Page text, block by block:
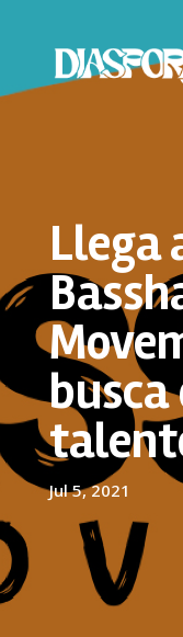
Llega
busca
Jul 5, 2021